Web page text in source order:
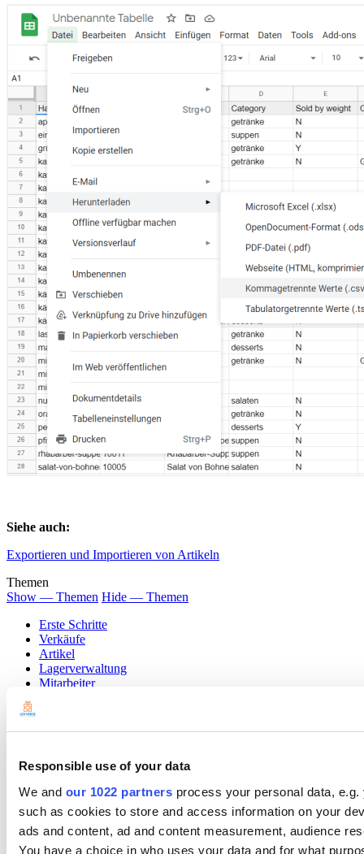
Responsible use of your data
We and our 1022 partners process your personal data,
such as cookies to store and access information on your
ads and content, ad and content measurement, audience
You have a choice in who uses your data and for what
Siehe auch:
Exportieren und Importieren von Artikeln
Themen
Show — Themen Hide — Themen
Erste Schritte
Verkäufe
Artikel
Lagerverwaltung
Mitarbeiter